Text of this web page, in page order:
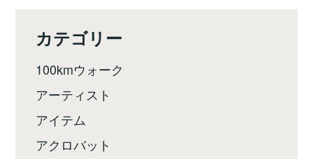
カテゴリー
100kmウォーク
アーティスト
アイテム
アクロバット